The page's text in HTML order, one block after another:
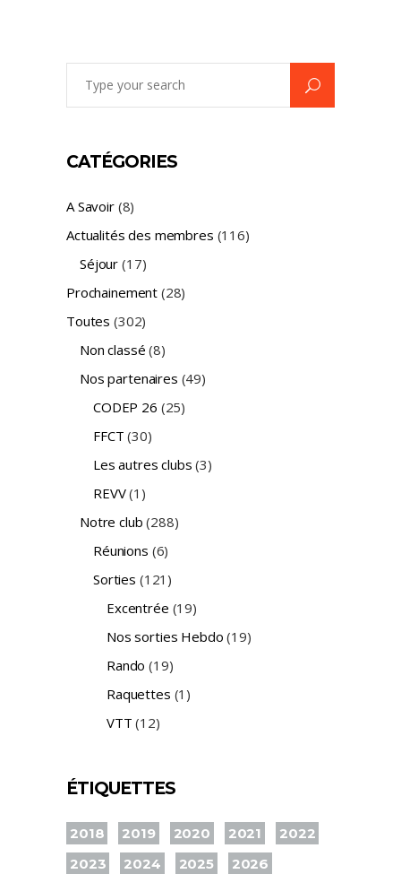
CATÉGORIES
A Savoir(8)
Actualités des membres (116)
Séjour (17)
Prochainement (28)
Toutes (302)
Non classé (8)
Nos partenaires (49)
CODEP 26 (25)
FFCT (30)
Les autres clubs (3)
REVV(1)
Notre club (288)
Réunions (6)
Sorties (121)
Excentrée (19)
Nos sorties Hebdo (19)
Rando (19)
Raquettes (1)
VTT (12)
ÉTIQUETTES
2018 2019 2020 2021
2022
2023
2024 2025
2026